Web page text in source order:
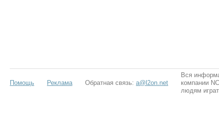
Помощь Реклама Обратная связь: a@l2on.net
Вся
компании
людям